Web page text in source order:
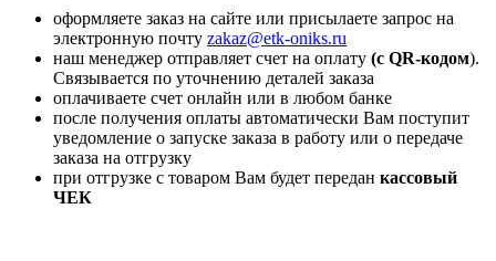
оформляете заказ на сайте или присылаете запрос на
электронную почту zakaz@etk-oniks.ru
наш менеджер отправляет счет на оплату (с QR-кодом).
Связывается по уточнению деталей заказа
оплачиваете счет онлайн или в любом банке
после получения оплаты автоматически Вам поступит
уведомление о запуске заказа в работу или о передаче
заказа на отгрузку
при отгрузке с товаром Вам будет передан кассовый
ЧЕК